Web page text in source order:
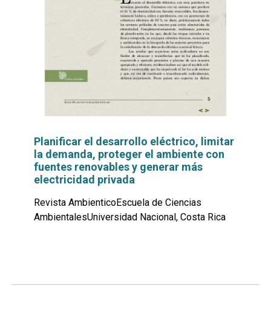
Planificar el desarrollo eléctrico, limitar
la demanda, proteger el ambiente con
fuentes renovables y generar más
electricidad privada
Revista AmbienticoEscuela de Ciencias
AmbientalesUniversidad Nacional, Costa Rica